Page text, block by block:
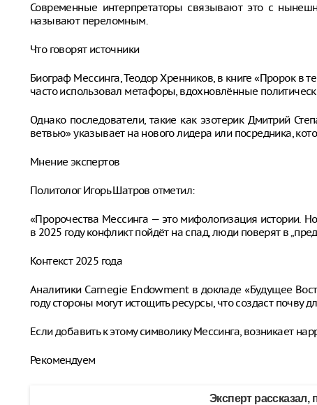
Современные интерпретаторы связывают это с
называют переломным.
Что говорят источники
Биограф Мессинга, Теодор Хренников, в книге «Пророк в
часто использовал метафоры, вдохновлённые
Однако последователи, такие как эзотерик Дмитрий
ветвью» указывает на нового лидера или посредника,
Мнение экспертов
Политолог Игорь Шатров отметил:
«Пророчества Мессинга — это мифологизация истории.
в 2025 году конфликт пойдёт на спад, люди поверят в
Контекст 2025 года
Аналитики Carnegie Endowment в докладе «Будущее
году стороны могут истощить ресурсы, что создаст почву
Если добавить к этому символику Мессинга, возникает
Рекомендуем
Эксперт рассказал,